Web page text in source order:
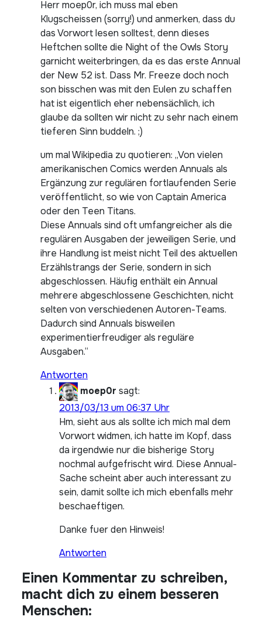
Herr moep0r, ich muss mal eben
Klugscheissen (sorry!) und anmerken, dass du
das Vorwort lesen solltest, denn dieses
Heftchen sollte die Night of the Owls Story
garnicht weiterbringen, da es das erste Annual
der New 52 ist. Dass Mr. Freeze doch noch
son bisschen was mit den Eulen zu schaffen
hat ist eigentlich eher nebensächlich, ich
glaube da sollten wir nicht zu sehr nach einem
tieferen Sinn buddeln. ;)
um mal Wikipedia zu quotieren: „Von vielen
amerikanischen Comics werden Annuals als
Ergänzung zur regulären fortlaufenden Serie
veröffentlicht, so wie von Captain America
oder den Teen Titans.
Diese Annuals sind oft umfangreicher als die
regulären Ausgaben der jeweiligen Serie, und
ihre Handlung ist meist nicht Teil des aktuellen
Erzählstrangs der Serie, sondern in sich
abgeschlossen. Häufig enthält ein Annual
mehrere abgeschlossene Geschichten, nicht
selten von verschiedenen Autoren-Teams.
Dadurch sind Annuals bisweilen
experimentierfreudiger als reguläre
Ausgaben.“
Antworten
moep0r sagt:
2013/03/13 um 06:37 Uhr
Hm, sieht aus als sollte ich mich mal dem
Vorwort widmen, ich hatte im Kopf, dass
da irgendwie nur die bisherige Story
nochmal aufgefrischt wird. Diese Annual-
Sache scheint aber auch interessant zu
sein, damit sollte ich mich ebenfalls mehr
beschaeftigen.
Danke fuer den Hinweis!
Antworten
Einen Kommentar zu schreiben,
macht dich zu einem besseren
Menschen: